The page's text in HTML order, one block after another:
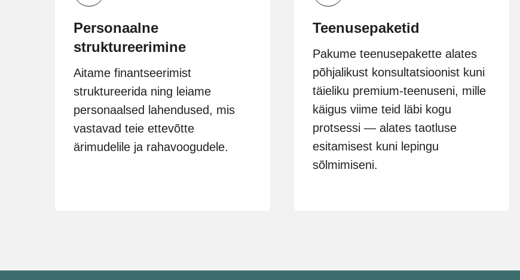
Personaalne
struktureerimine
Aitame finantseerimist
struktureerida ning leiame
personaalsed lahendused, mis
vastavad teie ettevõtte
ärimudelile ja rahavoogudele.
Teenusepaketid
Pakume teenusepakette alates
põhjalikust konsultatsioonist kuni
täieliku premium-teenuseni, mille
käigus viime teid läbi kogu
protsessi — alates taotluse
esitamisest kuni lepingu
sõlmimiseni.